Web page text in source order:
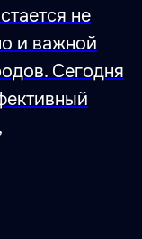
не
и важной
Сегодня